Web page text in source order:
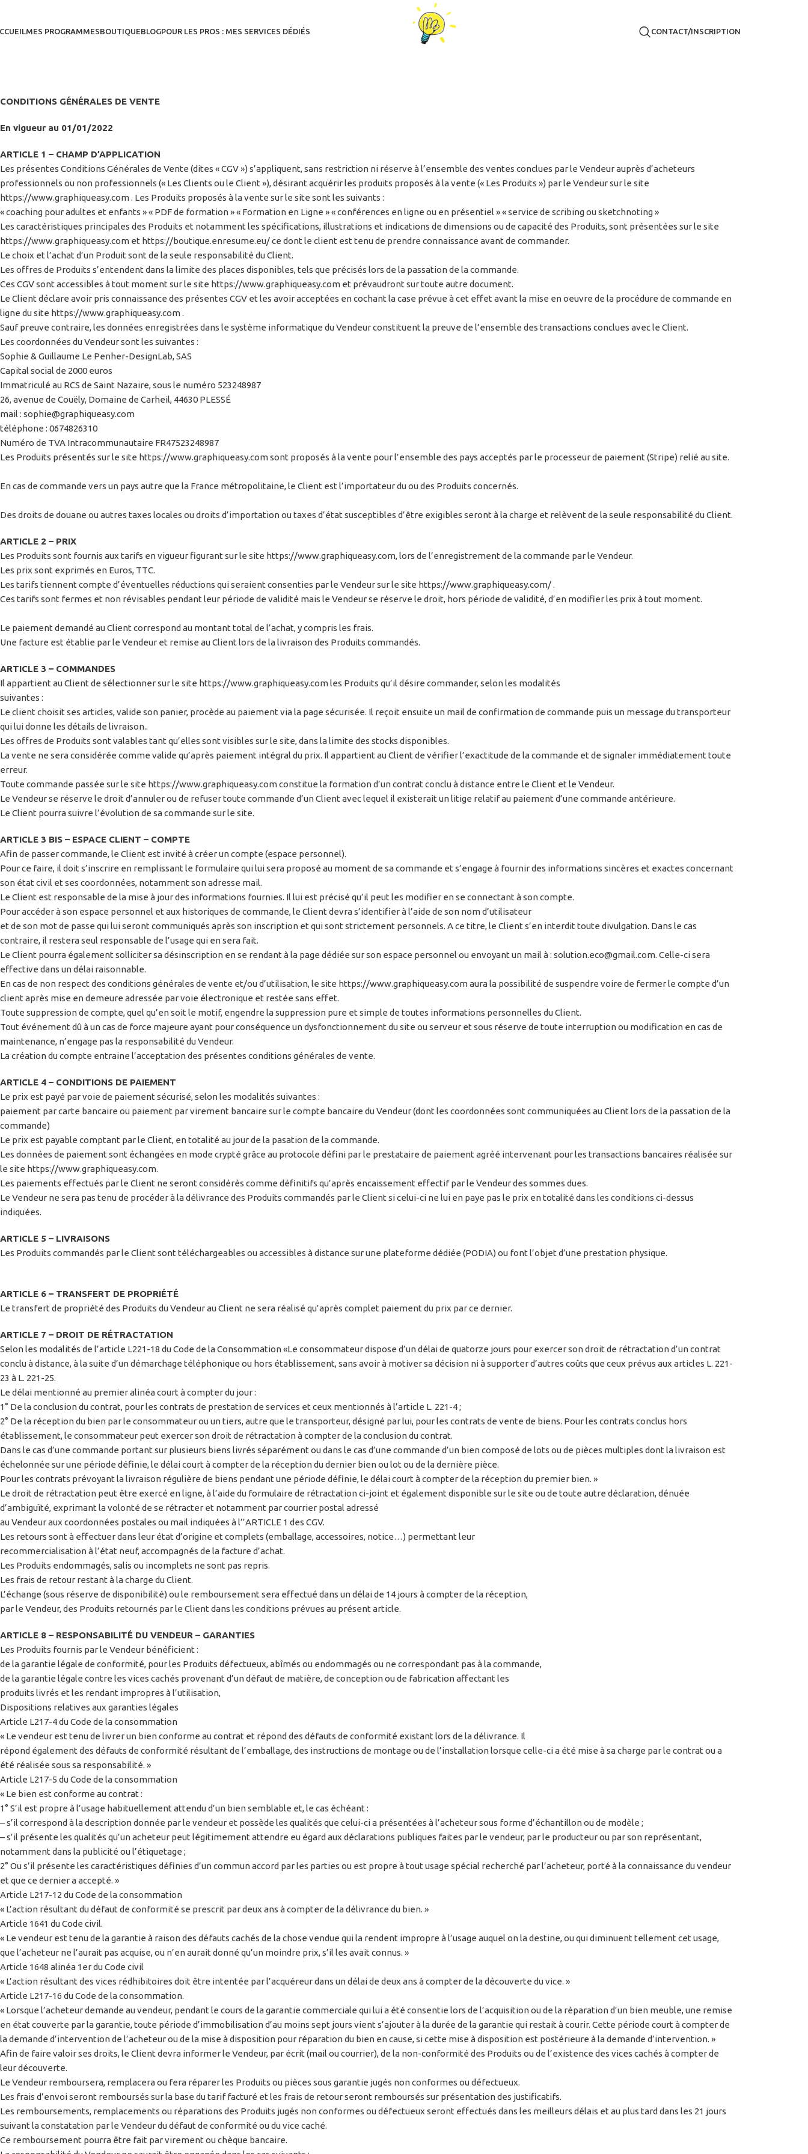
MES PROGRAMMESBOUTIQUEBLOGPOUR LES PROS : MES SERVICES DÉDIÉS CONTACT/INSCRIPTION
CONDITIONS GÉNÉRALES DE VENTE
En vigueur au 01/01/2022
ARTICLE 1 – CHAMP D’APPLICATION
Les présentes Conditions Générales de Vente (dites « CGV ») s’appliquent, sans restriction ni réserve à l’ensemble des ventes conclues par le Vendeur auprès d’acheteurs
professionnels ou non professionnels (« Les Clients ou le Client »), désirant acquérir les produits proposés à la vente (« Les Produits ») par le Vendeur sur le site
https://www.graphiqueasy.com . Les Produits proposés à la vente sur le site sont les suivants :
« coaching pour adultes et enfants » « PDF de formation » « Formation en Ligne » « conférences en ligne ou en présentiel » « service de scribing ou sketchnoting »
Les caractéristiques principales des Produits et notamment les spécifications, illustrations et indications de dimensions ou de capacité des Produits, sont présentées sur le site
https://www.graphiqueasy.com et https://boutique.enresume.eu/ ce dont le client est tenu de prendre connaissance avant de commander.
Le choix et l’achat d’un Produit sont de la seule responsabilité du Client.
Les offres de Produits s’entendent dans la limite des places disponibles, tels que précisés lors de la passation de la commande.
Ces CGV sont accessibles à tout moment sur le site https://www.graphiqueasy.com et prévaudront sur toute autre document.
Le Client déclare avoir pris connaissance des présentes CGV et les avoir acceptées en cochant la case prévue à cet effet avant la mise en oeuvre de la procédure de commande en
ligne du site https://www.graphiqueasy.com .
Sauf preuve contraire, les données enregistrées dans le système informatique du Vendeur constituent la preuve de l’ensemble des transactions conclues avec le Client.
Les coordonnées du Vendeur sont les suivantes :
Sophie & Guillaume Le Penher-DesignLab, SAS
Capital social de 2000 euros
Immatriculé au RCS de Saint Nazaire, sous le numéro 523248987
26, avenue de Couëly, Domaine de Carheil, 44630 PLESSÉ
mail : sophie@graphiqueasy.com
téléphone : 0674826310
Numéro de TVA Intracommunautaire FR47523248987
Les Produits présentés sur le site https://www.graphiqueasy.com sont proposés à la vente pour l’ensemble des pays acceptés par le processeur de paiement (Stripe) relié au site.
En cas de commande vers un pays autre que la France métropolitaine, le Client est l’importateur du ou des Produits concernés.
Des droits de douane ou autres taxes locales ou droits d’importation ou taxes d’état susceptibles d’être exigibles seront à la charge et relèvent de la seule responsabilité du Client.
ARTICLE 2 – PRIX
Les Produits sont fournis aux tarifs en vigueur figurant sur le site https://www.graphiqueasy.com, lors de l’enregistrement de la commande par le Vendeur.
Les prix sont exprimés en Euros, TTC.
Les tarifs tiennent compte d’éventuelles réductions qui seraient consenties par le Vendeur sur le site https://www.graphiqueasy.com/ .
Ces tarifs sont fermes et non révisables pendant leur période de validité mais le Vendeur se réserve le droit, hors période de validité, d’en modifier les prix à tout moment.
Le paiement demandé au Client correspond au montant total de l’achat, y compris les frais.
Une facture est établie par le Vendeur et remise au Client lors de la livraison des Produits commandés.
ARTICLE 3 – COMMANDES
Il appartient au Client de sélectionner sur le site https://www.graphiqueasy.com les Produits qu’il désire commander, selon les modalités
suivantes :
Le client choisit ses articles, valide son panier, procède au paiement via la page sécurisée. Il reçoit ensuite un mail de confirmation de commande puis un message du transporteur
qui lui donne les détails de livraison..
Les offres de Produits sont valables tant qu’elles sont visibles sur le site, dans la limite des stocks disponibles.
La vente ne sera considérée comme valide qu’après paiement intégral du prix. Il appartient au Client de vérifier l’exactitude de la commande et de signaler immédiatement toute
erreur.
Toute commande passée sur le site https://www.graphiqueasy.com constitue la formation d’un contrat conclu à distance entre le Client et le Vendeur.
Le Vendeur se réserve le droit d’annuler ou de refuser toute commande d’un Client avec lequel il existerait un litige relatif au paiement d’une commande antérieure.
Le Client pourra suivre l’évolution de sa commande sur le site.
ARTICLE 3 BIS – ESPACE CLIENT – COMPTE
Afin de passer commande, le Client est invité à créer un compte (espace personnel).
Pour ce faire, il doit s’inscrire en remplissant le formulaire qui lui sera proposé au moment de sa commande et s’engage à fournir des informations sincères et exactes concernant
son état civil et ses coordonnées, notamment son adresse mail.
Le Client est responsable de la mise à jour des informations fournies. Il lui est précisé qu’il peut les modifier en se connectant à son compte.
Pour accéder à son espace personnel et aux historiques de commande, le Client devra s’identifier à l’aide de son nom d’utilisateur
et de son mot de passe qui lui seront communiqués après son inscription et qui sont strictement personnels. A ce titre, le Client s’en interdit toute divulgation. Dans le cas
contraire, il restera seul responsable de l’usage qui en sera fait.
Le Client pourra également solliciter sa désinscription en se rendant à la page dédiée sur son espace personnel ou envoyant un mail à : solution.eco@gmail.com. Celle-ci sera
effective dans un délai raisonnable.
En cas de non respect des conditions générales de vente et/ou d’utilisation, le site https://www.graphiqueasy.com aura la possibilité de suspendre voire de fermer le compte d’un
client après mise en demeure adressée par voie électronique et restée sans effet.
Toute suppression de compte, quel qu’en soit le motif, engendre la suppression pure et simple de toutes informations personnelles du Client.
Tout événement dû à un cas de force majeure ayant pour conséquence un dysfonctionnement du site ou serveur et sous réserve de toute interruption ou modification en cas de
maintenance, n’engage pas la responsabilité du Vendeur.
La création du compte entraine l’acceptation des présentes conditions générales de vente.
ARTICLE 4 – CONDITIONS DE PAIEMENT
Le prix est payé par voie de paiement sécurisé, selon les modalités suivantes :
paiement par carte bancaire ou paiement par virement bancaire sur le compte bancaire du Vendeur (dont les coordonnées sont communiquées au Client lors de la passation de la
commande)
Le prix est payable comptant par le Client, en totalité au jour de la pasation de la commande.
Les données de paiement sont échangées en mode crypté grâce au protocole défini par le prestataire de paiement agréé intervenant pour les transactions bancaires réalisée sur
le site https://www.graphiqueasy.com.
Les paiements effectués par le Client ne seront considérés comme définitifs qu’après encaissement effectif par le Vendeur des sommes dues.
Le Vendeur ne sera pas tenu de procéder à la délivrance des Produits commandés par le Client si celui-ci ne lui en paye pas le prix en totalité dans les conditions ci-dessus
indiquées.
ARTICLE 5 – LIVRAISONS
Les Produits commandés par le Client sont téléchargeables ou accessibles à distance sur une plateforme dédiée (PODIA) ou font l’objet d’une prestation physique.
ARTICLE 6 – TRANSFERT DE PROPRIÉTÉ
Le transfert de propriété des Produits du Vendeur au Client ne sera réalisé qu’après complet paiement du prix par ce dernier.
ARTICLE 7 – DROIT DE RÉTRACTATION
Selon les modalités de l’article L221-18 du Code de la Consommation «Le consommateur dispose d’un délai de quatorze jours pour exercer son droit de rétractation d’un contrat
conclu à distance, à la suite d’un démarchage téléphonique ou hors établissement, sans avoir à motiver sa décision ni à supporter d’autres coûts que ceux prévus aux articles L. 221-
23 à L. 221-25.
Le délai mentionné au premier alinéa court à compter du jour :
1° De la conclusion du contrat, pour les contrats de prestation de services et ceux mentionnés à l’article L. 221-4 ;
2° De la réception du bien par le consommateur ou un tiers, autre que le transporteur, désigné par lui, pour les contrats de vente de biens. Pour les contrats conclus hors
établissement, le consommateur peut exercer son droit de rétractation à compter de la conclusion du contrat.
Dans le cas d’une commande portant sur plusieurs biens livrés séparément ou dans le cas d’une commande d’un bien composé de lots ou de pièces multiples dont la livraison est
échelonnée sur une période définie, le délai court à compter de la réception du dernier bien ou lot ou de la dernière pièce.
Pour les contrats prévoyant la livraison régulière de biens pendant une période définie, le délai court à compter de la réception du premier bien. »
Le droit de rétractation peut être exercé en ligne, à l’aide du formulaire de rétractation ci-joint et également disponible sur le site ou de toute autre déclaration, dénuée
d’ambiguïté, exprimant la volonté de se rétracter et notamment par courrier postal adressé
au Vendeur aux coordonnées postales ou mail indiquées à l’’ARTICLE 1 des CGV.
Les retours sont à effectuer dans leur état d’origine et complets (emballage, accessoires, notice…) permettant leur
recommercialisation à l’état neuf, accompagnés de la facture d’achat.
Les Produits endommagés, salis ou incomplets ne sont pas repris.
Les frais de retour restant à la charge du Client.
L’échange (sous réserve de disponibilité) ou le remboursement sera effectué dans un délai de 14 jours à compter de la réception,
par le Vendeur, des Produits retournés par le Client dans les conditions prévues au présent article.
ARTICLE 8 – RESPONSABILITÉ DU VENDEUR – GARANTIES
Les Produits fournis par le Vendeur bénéficient :
de la garantie légale de conformité, pour les Produits défectueux, abîmés ou endommagés ou ne correspondant pas à la commande,
de la garantie légale contre les vices cachés provenant d’un défaut de matière, de conception ou de fabrication affectant les
produits livrés et les rendant impropres à l’utilisation,
Dispositions relatives aux garanties légales
Article L217-4 du Code de la consommation
« Le vendeur est tenu de livrer un bien conforme au contrat et répond des défauts de conformité existant lors de la délivrance. Il
répond également des défauts de conformité résultant de l’emballage, des instructions de montage ou de l’installation lorsque celle-ci a été mise à sa charge par le contrat ou a
été réalisée sous sa responsabilité. »
Article L217-5 du Code de la consommation
« Le bien est conforme au contrat :
1° S’il est propre à l’usage habituellement attendu d’un bien semblable et, le cas échéant :
– s’il correspond à la description donnée par le vendeur et possède les qualités que celui-ci a présentées à l’acheteur sous forme d’échantillon ou de modèle ;
– s’il présente les qualités qu’un acheteur peut légitimement attendre eu égard aux déclarations publiques faites par le vendeur, par le producteur ou par son représentant,
notamment dans la publicité ou l’étiquetage ;
2° Ou s’il présente les caractéristiques définies d’un commun accord par les parties ou est propre à tout usage spécial recherché par l’acheteur, porté à la connaissance du vendeur
et que ce dernier a accepté. »
Article L217-12 du Code de la consommation
« L’action résultant du défaut de conformité se prescrit par deux ans à compter de la délivrance du bien. »
Article 1641 du Code civil.
« Le vendeur est tenu de la garantie à raison des défauts cachés de la chose vendue qui la rendent impropre à l’usage auquel on la destine, ou qui diminuent tellement cet usage,
que l’acheteur ne l’aurait pas acquise, ou n’en aurait donné qu’un moindre prix, s’il les avait connus. »
Article 1648 alinéa 1er du Code civil
« L’action résultant des vices rédhibitoires doit être intentée par l’acquéreur dans un délai de deux ans à compter de la découverte du vice. »
Article L217-16 du Code de la consommation.
« Lorsque l’acheteur demande au vendeur, pendant le cours de la garantie commerciale qui lui a été consentie lors de l’acquisition ou de la réparation d’un bien meuble, une remise
en état couverte par la garantie, toute période d’immobilisation d’au moins sept jours vient s’ajouter à la durée de la garantie qui restait à courir. Cette période court à compter de
la demande d’intervention de l’acheteur ou de la mise à disposition pour réparation du bien en cause, si cette mise à disposition est postérieure à la demande d’intervention. »
Afin de faire valoir ses droits, le Client devra informer le Vendeur, par écrit (mail ou courrier), de la non-conformité des Produits ou de l’existence des vices cachés à compter de
leur découverte.
Le Vendeur remboursera, remplacera ou fera réparer les Produits ou pièces sous garantie jugés non conformes ou défectueux.
Les frais d’envoi seront remboursés sur la base du tarif facturé et les frais de retour seront remboursés sur présentation des justificatifs.
Les remboursements, remplacements ou réparations des Produits jugés non conformes ou défectueux seront effectués dans les meilleurs délais et au plus tard dans les 21 jours
suivant la constatation par le Vendeur du défaut de conformité ou du vice caché.
Ce remboursement pourra être fait par virement ou chèque bancaire.